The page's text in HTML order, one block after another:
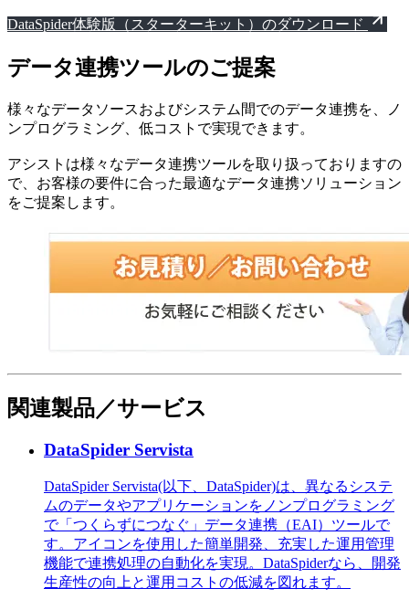
DataSpider体験版（スターターキット）のダウンロード
データ連携ツールのご提案
様々なデータソースおよびシステム間でのデータ連携を、ノ
ンプログラミング、低コストで実現できます。
アシストは様々なデータ連携ツールを取り扱っておりますの
で、お客様の要件に合った最適なデータ連携ソリューション
をご提案します。
関連製品／サービス
DataSpider Servista
DataSpider Servista(以下、DataSpider)は、異なるシステ
ムのデータやアプリケーションをノンプログラミング
で「つくらずにつなぐ」データ連携（EAI）ツールで
す。アイコンを使用した簡単開発、充実した運用管理
機能で連携処理の自動化を実現。DataSpiderなら、開発
生産性の向上と運用コストの低減を図れます。